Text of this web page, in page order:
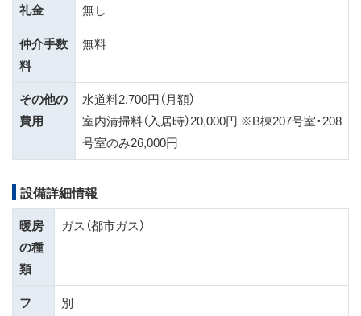
礼金
無し
仲介手数
料
無料
その他の
費用
水道料2,700円（月額）
室内清掃料（入居時）20,000円 ※B棟207号室・208
号室のみ26,000円
設備詳細情報
暖房
の種
類
ガス（都市ガス）
フ
別